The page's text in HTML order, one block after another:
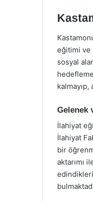
eğitimi ve
sosyal
kalmayıp,
Gelenek
İlahiyat
İlahiyat
bir
aktarımı
edindikleri